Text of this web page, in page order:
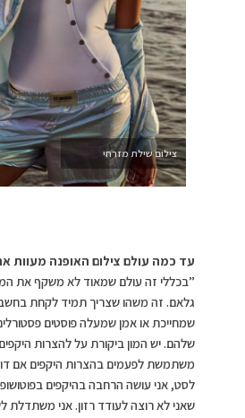
צילום שילת מזרחי
עד כמה עולם צילום האופנה מעוות
”בכללי זה עולם שמאוד לא משקף את
גלאם. זה משהו שצריך תמיד לקחת
שמחייכת או אמן שמעלה פוסטים
שלהם. יש המון ביקורת על להצרות
משתמשת לפעמים בהצרות היקפים אם
לסט, אני עושה הרחבה בהיקפים
שאני לא רוצה לעודד רזון. אני משתדלת